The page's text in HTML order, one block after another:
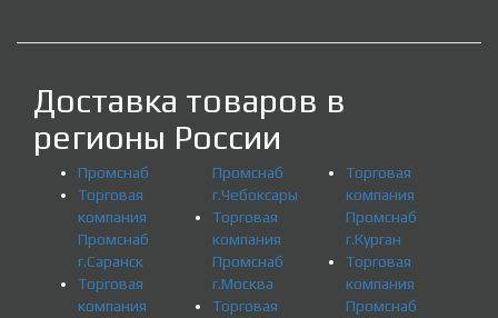
Доставка товаров в
регионы России
Промснаб
Торговая
компания
Промснаб
г.Саранск
Торговая
компания
Промснаб
г.Чебоксары
Торговая
компания
Промснаб
г.Москва
Торговая
Торговая
компания
Промснаб
г.Курган
Торговая
компания
Промснаб